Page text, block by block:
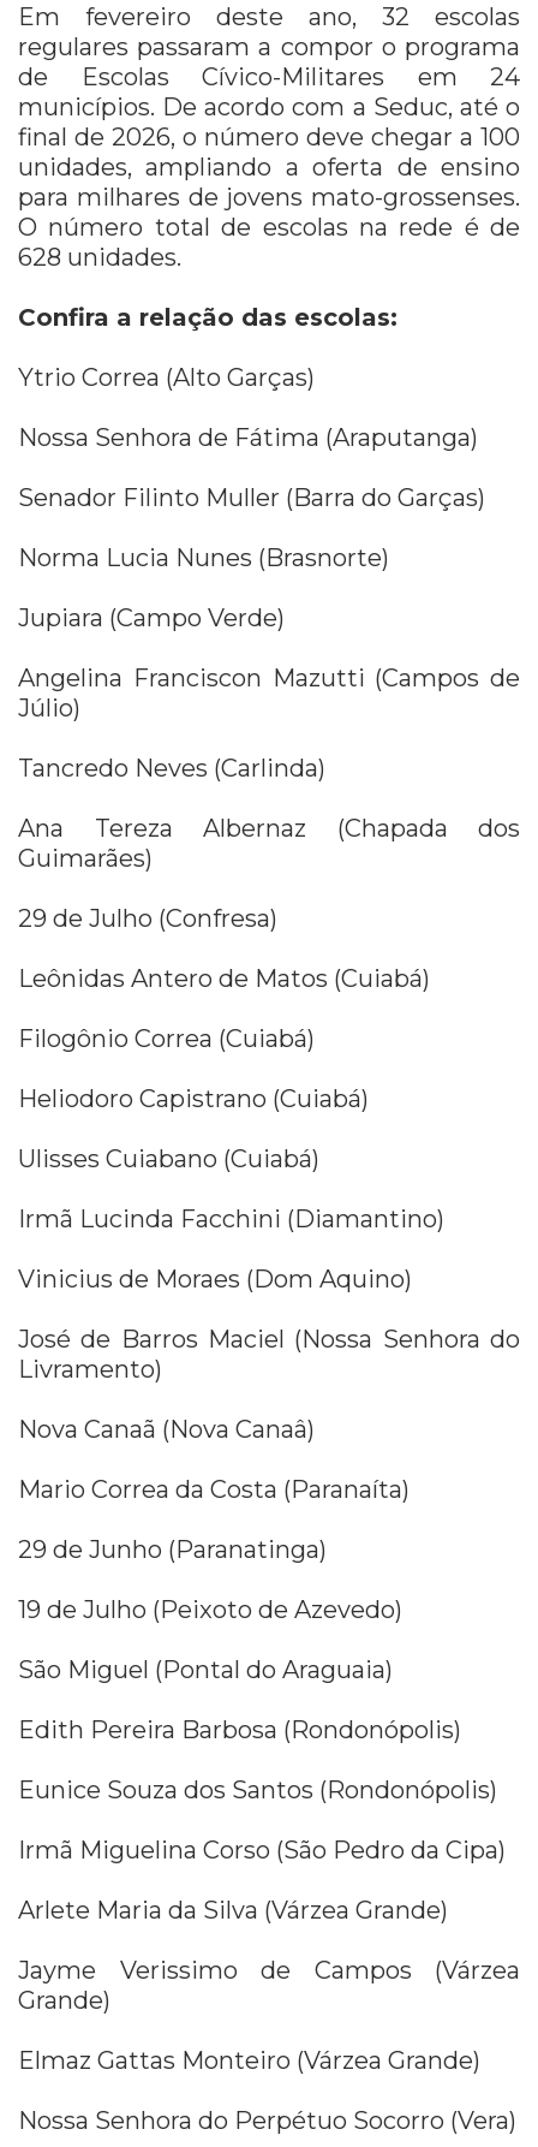
Em fevereiro deste ano, 32 escolas
regulares passaram a compor o programa
de Escolas Cívico-Militares em 24
municípios. De acordo com a Seduc, até o
final de 2026, o número deve chegar a 100
unidades, ampliando a oferta de ensino
para milhares de jovens mato-grossenses.
O número total de escolas na rede é de
628 unidades.
Confira a relação das escolas:
Ytrio Correa (Alto Garças)
Nossa Senhora de Fátima (Araputanga)
Senador Filinto Muller (Barra do Garças)
Norma Lucia Nunes (Brasnorte)
Jupiara (Campo Verde)
Angelina Franciscon Mazutti (Campos de
Júlio)
Tancredo Neves (Carlinda)
Ana Tereza Albernaz (Chapada dos
Guimarães)
29 de Julho (Confresa)
Leônidas Antero de Matos (Cuiabá)
Filogônio Correa (Cuiabá)
Heliodoro Capistrano (Cuiabá)
Ulisses Cuiabano (Cuiabá)
Irmã Lucinda Facchini (Diamantino)
Vinicius de Moraes (Dom Aquino)
José de Barros Maciel (Nossa Senhora do
Livramento)
Nova Canaã (Nova Canaâ)
Mario Correa da Costa (Paranaíta)
29 de Junho (Paranatinga)
19 de Julho (Peixoto de Azevedo)
São Miguel (Pontal do Araguaia)
Edith Pereira Barbosa (Rondonópolis)
Eunice Souza dos Santos (Rondonópolis)
Irmã Miguelina Corso (São Pedro da Cipa)
Arlete Maria da Silva (Várzea Grande)
Jayme Verissimo de Campos (Várzea
Grande)
Elmaz Gattas Monteiro (Várzea Grande)
Nossa Senhora do Perpétuo Socorro (Vera)